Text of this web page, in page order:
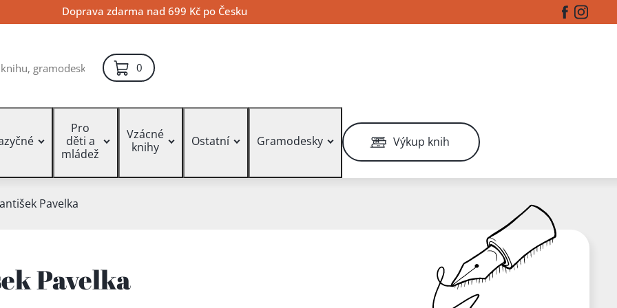
Doprava zdarma nad 699 Kč po Česku Facebook
0položek – košík
Pro
děti a
mládež
Vzácné
knihy
Ostatní Gramodesky Výkup knih
Pavelka
Pavelka